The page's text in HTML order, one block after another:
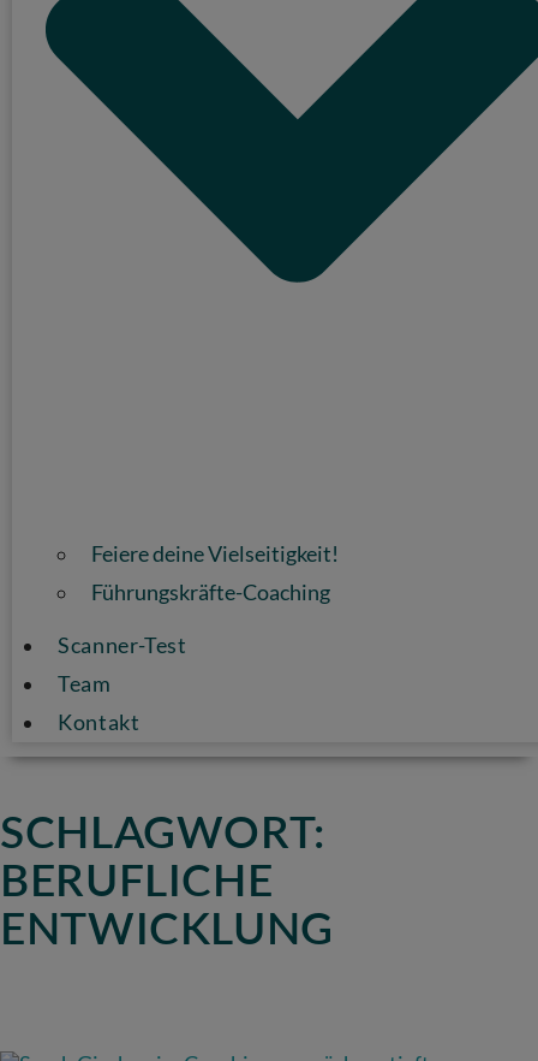
Feiere deine Vielseitigkeit!
Führungskräfte-Coaching
Scanner-Test
Team
Kontakt
SCHLAGWORT:
BERUFLICHE
ENTWICKLUNG